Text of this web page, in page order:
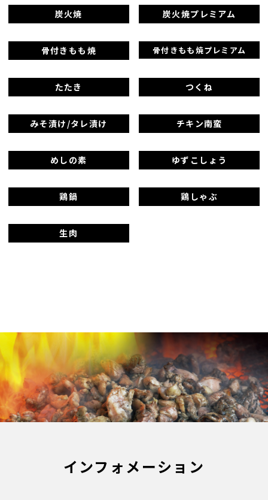
炭火焼 炭火焼プレミアム
骨付きもも焼 骨付きもも焼プレミアム
たたき つくね
みそ漬け/タレ漬け チキン南蛮
めしの素 ゆずこしょう
鶏鍋 鶏しゃぶ
生肉
インフォメーション